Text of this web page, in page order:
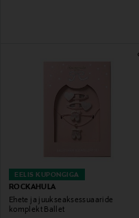
EELIS KUPONGIGA
ROCKAHULA
Ehete ja juukseaksessuaaride
komplekt Ballet